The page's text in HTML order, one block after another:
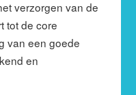
verzorgen van de
tot de core
van een goede
en